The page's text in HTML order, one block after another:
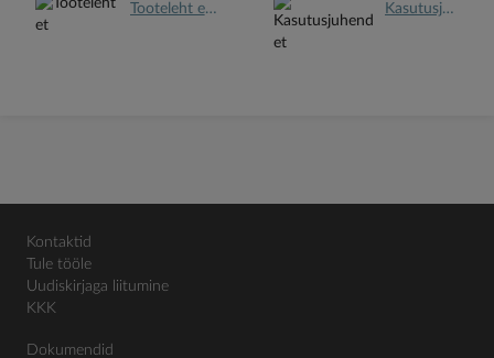
Tooteleht et.pdf Kasutusjuhend et.pdf
Kontaktid
Tule tööle
Uudiskirjaga liitumine
KKK
Dokumendid